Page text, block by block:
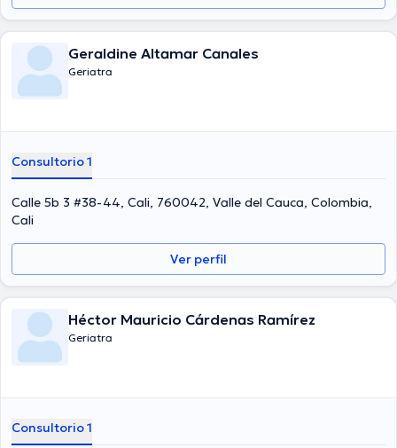
Geraldine Altamar Canales
Geriatra
Consultorio 1
Calle 5b 3 #38-44, Cali, 760042, Valle del Cauca, Colombia,
Cali
Ver perfil
Héctor Mauricio Cárdenas Ramírez
Geriatra
Consultorio 1